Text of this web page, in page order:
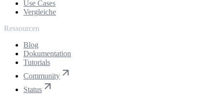
Use Cases
Vergleiche
Ressourcen
Blog
Dokumentation
Tutorials
Community
Status